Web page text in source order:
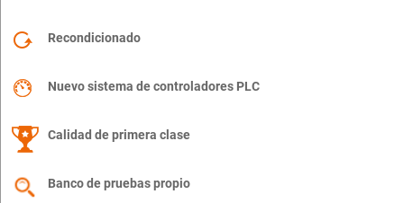
Recondicionado
Nuevo sistema de controladores PLC
Calidad de primera clase
Banco de pruebas propio